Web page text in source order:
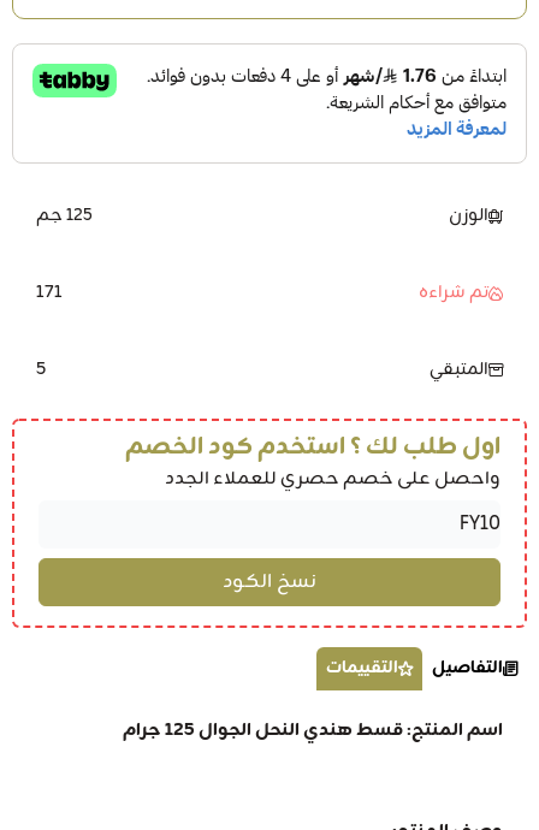
الوزن 125 جم
تم شراءه 171
المتبقي 5
اول طلب لك ؟ استخدم كود الخصم
واحصل على خصم حصري للعملاء الجدد
التفاصيل التقييمات
اسم المنتج: قسط هندي النحل الجوال 125 جرام